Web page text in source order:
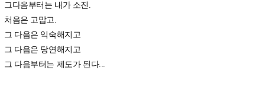
그다음부터는 내가 소진.
처음은 고맙고.
그 다음은 익숙해지고
그 다음은 당연해지고
그 다음부터는 제도가 된다...